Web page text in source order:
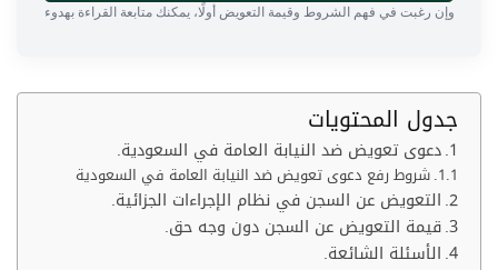
وإن رغبت في فهم الشروط وقيمة التعويض أولًا، يمكنك متابعة القراءة بهدوء
جدول المحتويات
دعوى تعويض ضد النيابة العامة في السعودية.
شروط رفع دعوى تعويض ضد النيابة العامة في السعودية
التعويض عن السجن في نظام الإجراءات الجزائية.
قيمة التعويض عن السجن دون وجه حق.
الأسئلة الشائعة.